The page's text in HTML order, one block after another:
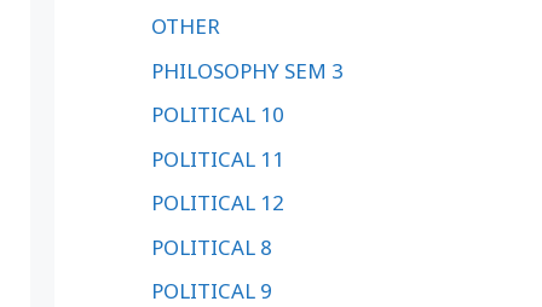
OTHER
PHILOSOPHY SEM 3
POLITICAL 10
POLITICAL 11
POLITICAL 12
POLITICAL 8
POLITICAL 9